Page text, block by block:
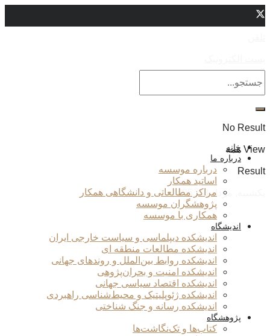
No Result
View همه
Result
یکشنبه, مرداد 18, 1405
خانه
درباره ما
درباره موسسه
اساتید همکار
مراکز مطالعاتی و دانشگاهی همکار
پژوهشگران موسسه
همکاری با موسسه
اندیشگاه
اندیشکده دیپلماسی و سیاست خارجی ایران
اندیشکده مطالعات منطقه ای
اندیشکده روابط بین‌الملل و روندهای جهانی
اندیشکده امنیت و بحران‌پژوهی
اندیشکده اقتصاد سیاسی جهانی
اندیشکده ژئوپلیتیک و محیط‌شناسی راهبردی
اندیشکده رسانه و جنگ شناختی
پژوهشگاه
کتاب‌ها و تک‌نگاشت‌ها